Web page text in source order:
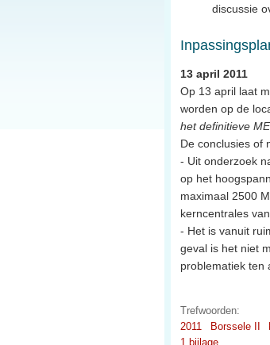
discussie
13 april 2011
Op 13 april laat
worden op de
het definitieve
De conclusies of
- Uit onderzoek
op het
maximaal 2500
kerncentrales
- Het is vanuit
geval is het niet
problematiek ten
Trefwoorden:
2011
Borssele II
1 bijlage